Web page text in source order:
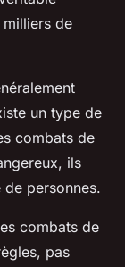
de
un type de
combats de
ils
personnes.
combats de
pas